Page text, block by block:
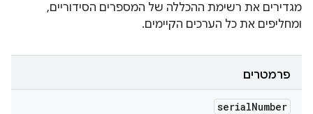
מגדירים את רשימת ההכללה של המספרים הסידוריים,
ומחליפים את כל הערכים הקיימים.
פרמטרים
serialNumber